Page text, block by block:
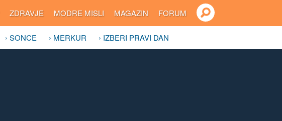
ZDRAVJE MODRE MISLI MAGAZIN FORUM
› SONCE › MERKUR › IZBERI PRAVI DAN